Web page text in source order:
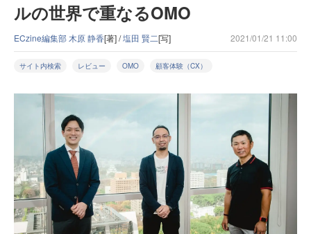
ルの世界で重なるOMO
ECzine編集部 木原 静香[著] /塩田 賢二[写] 2021/01/21 11:00
サイト内検索 レビュー OMO 顧客体験（CX）